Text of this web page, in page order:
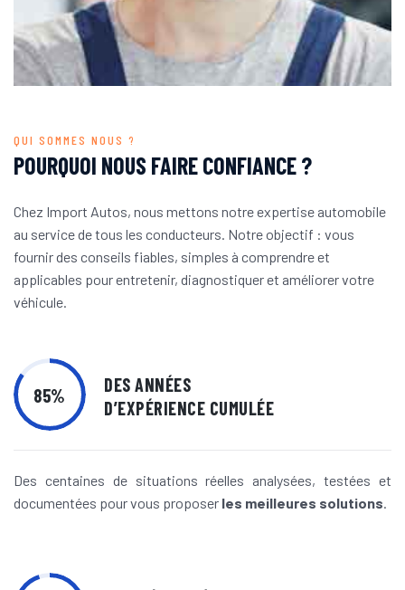
QUI SOMMES NOUS ?
POURQUOI NOUS FAIRE CONFIANCE ?
Chez Import Autos, nous mettons notre expertise automobile
au service de tous les conducteurs. Notre objectif : vous
fournir des conseils fiables, simples à comprendre et
applicables pour entretenir, diagnostiquer et améliorer votre
véhicule.
85%
DES ANNÉES
D’EXPÉRIENCE CUMULÉE
Des centaines de situations réelles analysées, testées et
documentées pour vous proposer les meilleures solutions.